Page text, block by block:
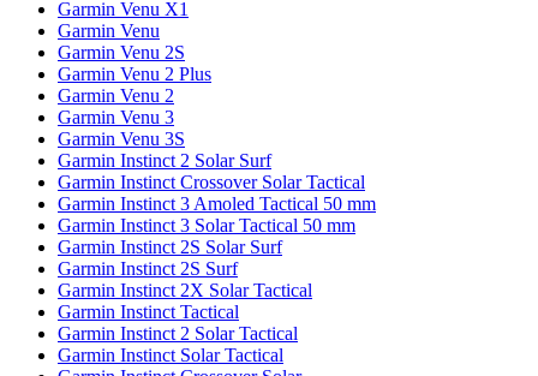
Garmin Venu X1
Garmin Venu
Garmin Venu 2S
Garmin Venu 2 Plus
Garmin Venu 2
Garmin Venu 3
Garmin Venu 3S
Garmin Instinct 2 Solar Surf
Garmin Instinct Crossover Solar Tactical
Garmin Instinct 3 Amoled Tactical 50 mm
Garmin Instinct 3 Solar Tactical 50 mm
Garmin Instinct 2S Solar Surf
Garmin Instinct 2S Surf
Garmin Instinct 2X Solar Tactical
Garmin Instinct Tactical
Garmin Instinct 2 Solar Tactical
Garmin Instinct Solar Tactical